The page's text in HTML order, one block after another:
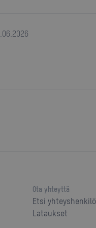
06 2026
Ota yhteyttä
Etsi yhteyshenkilö
Lataukset